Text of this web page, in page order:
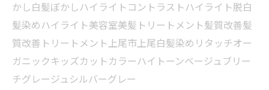
かし白髪ぼかしハイライトコントラストハイライト脱白
髪染めハイライト美容室美髪トリートメント髪質改善髪
質改善トリートメント上尾市上尾白髪染めリタッチオー
ガニックキッズカットカラーハイトーンベージュブリー
チグレージュシルバーグレー